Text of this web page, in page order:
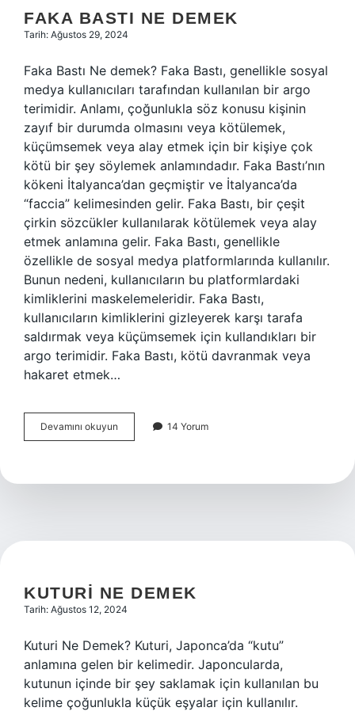
FAKA BASTI NE DEMEK
Tarih: Ağustos 29, 2024
Faka Bastı Ne demek? Faka Bastı, genellikle sosyal
medya kullanıcıları tarafından kullanılan bir argo
terimidir. Anlamı, çoğunlukla söz konusu kişinin
zayıf bir durumda olmasını veya kötülemek,
küçümsemek veya alay etmek için bir kişiye çok
kötü bir şey söylemek anlamındadır. Faka Bastı’nın
kökeni İtalyanca’dan geçmiştir ve İtalyanca’da
“faccia” kelimesinden gelir. Faka Bastı, bir çeşit
çirkin sözcükler kullanılarak kötülemek veya alay
etmek anlamına gelir. Faka Bastı, genellikle
özellikle de sosyal medya platformlarında kullanılır.
Bunun nedeni, kullanıcıların bu platformlardaki
kimliklerini maskelemeleridir. Faka Bastı,
kullanıcıların kimliklerini gizleyerek karşı tarafa
saldırmak veya küçümsemek için kullandıkları bir
argo terimidir. Faka Bastı, kötü davranmak veya
hakaret etmek…
Devamını okuyun
bastı
14 Yorum
KUTURI NE DEMEK
Tarih: Ağustos 12, 2024
Kuturi Ne Demek? Kuturi, Japonca’da “kutu”
anlamına gelen bir kelimedir. Japoncularda,
kutunun içinde bir şey saklamak için kullanılan bu
kelime çoğunlukla küçük eşyalar için kullanılır.